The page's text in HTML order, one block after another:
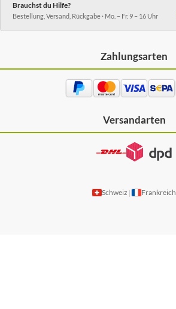
Brauchst du Hilfe?
Bestellung, Versand, Rückgabe · Mo. – Fr. 9 – 16 Uhr
Zahlungsarten
Versandarten
Schweiz | Frankreich